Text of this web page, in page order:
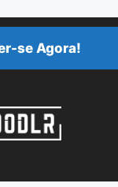
se Agora!